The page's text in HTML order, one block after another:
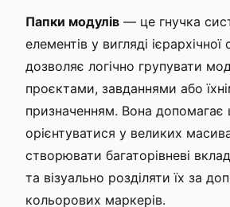
Папки модулів — це гнучка
елементів у вигляді
дозволяє логічно групувати
проєктами, завданнями або
призначенням. Вона допомагає
орієнтуватися у великих
створювати багаторівневі
та візуально розділяти їх за
кольорових маркерів.